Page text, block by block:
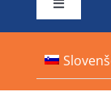
Preklopi
O tem